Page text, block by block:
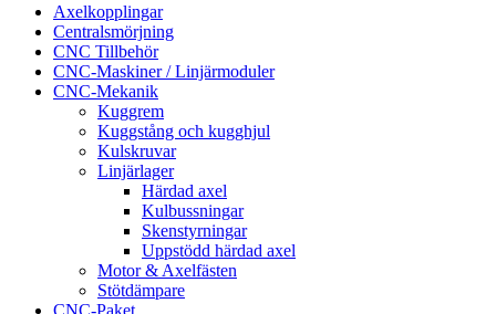
Axelkopplingar
Centralsmörjning
CNC Tillbehör
CNC-Maskiner / Linjärmoduler
CNC-Mekanik
Kuggrem
Kuggstång och kugghjul
Kulskruvar
Linjärlager
Härdad axel
Kulbussningar
Skenstyrningar
Uppstödd härdad axel
Motor & Axelfästen
Stötdämpare
CNC-Paket